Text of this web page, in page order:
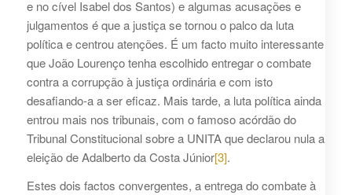
e no cível Isabel dos Santos) e algumas acusações e
julgamentos é que a justiça se tornou o palco da luta
política e centrou atenções. É um facto muito interessante
que João Lourenço tenha escolhido entregar o combate
contra a corrupção à justiça ordinária e com isto
desafiando-a a ser eficaz. Mais tarde, a luta política ainda
entrou mais nos tribunais, com o famoso acórdão do
Tribunal Constitucional sobre a UNITA que declarou nula a
eleição de Adalberto da Costa Júnior[3].
Estes dois factos convergentes, a entrega do combate à